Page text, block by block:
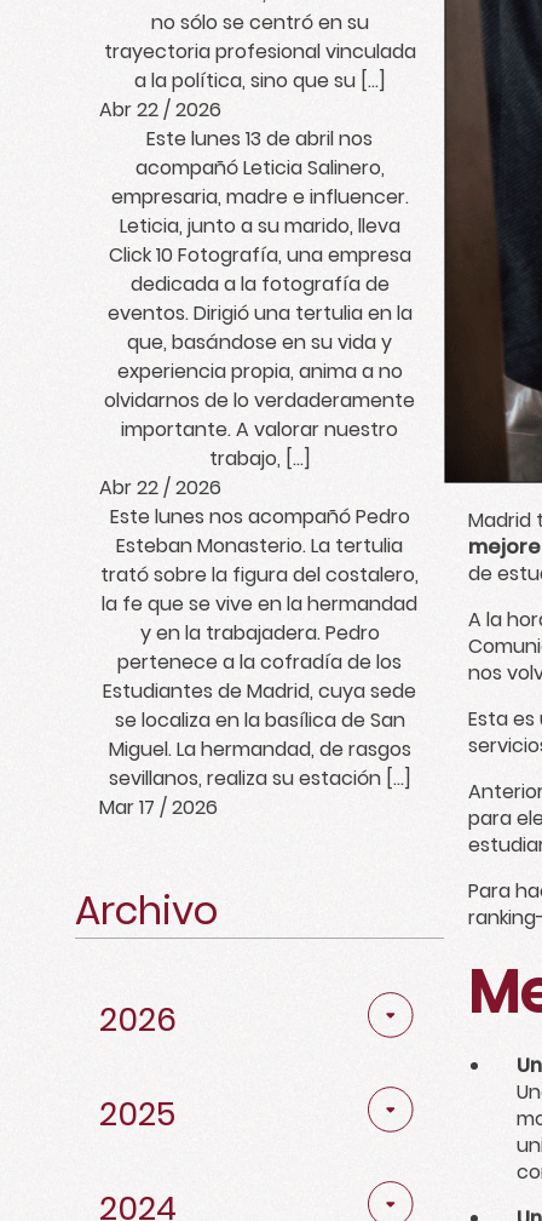
no sólo se centró en su
trayectoria profesional vinculada
a la política, sino que su […]
Abr 22 / 2026
Este lunes 13 de abril nos
acompañó Leticia Salinero,
empresaria, madre e influencer.
Leticia, junto a su marido, lleva
Click 10 Fotografía, una empresa
dedicada a la fotografía de
eventos. Dirigió una tertulia en la
que, basándose en su vida y
experiencia propia, anima a no
olvidarnos de lo verdaderamente
importante. A valorar nuestro
trabajo, […]
Abr 22 / 2026
Este lunes nos acompañó Pedro
Esteban Monasterio. La tertulia
trató sobre la figura del costalero,
la fe que se vive en la hermandad
y en la trabajadera. Pedro
pertenece a la cofradía de los
Estudiantes de Madrid, cuya sede
se localiza en la basílica de San
Miguel. La hermandad, de rasgos
sevillanos, realiza su estación […]
Mar 17 / 2026
Archivo
2026
Marzo
2
Febrero
4
2025
3
Octubre
3
Febrero
2
2024
Noviembre
4
Octubre
5
1
Noviembre
5
Octubre
6
Noviembre
2
Madrid
de
A la
nos
Esta
para
Para